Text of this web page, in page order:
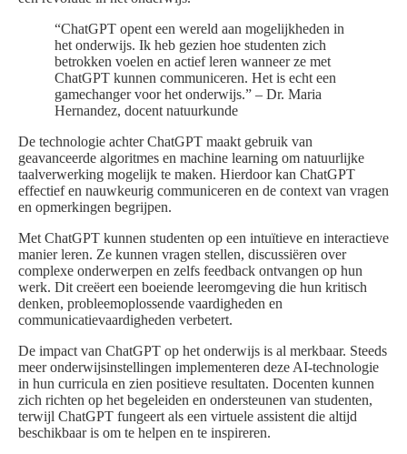
“ChatGPT opent een wereld aan mogelijkheden in
het onderwijs. Ik heb gezien hoe studenten zich
betrokken voelen en actief leren wanneer ze met
ChatGPT kunnen communiceren. Het is echt een
gamechanger voor het onderwijs.” – Dr. Maria
Hernandez, docent natuurkunde
De technologie achter ChatGPT maakt gebruik van
geavanceerde algoritmes en machine learning om natuurlijke
taalverwerking mogelijk te maken. Hierdoor kan ChatGPT
effectief en nauwkeurig communiceren en de context van vragen
en opmerkingen begrijpen.
Met ChatGPT kunnen studenten op een intuïtieve en interactieve
manier leren. Ze kunnen vragen stellen, discussiëren over
complexe onderwerpen en zelfs feedback ontvangen op hun
werk. Dit creëert een boeiende leeromgeving die hun kritisch
denken, probleemoplossende vaardigheden en
communicatievaardigheden verbetert.
De impact van ChatGPT op het onderwijs is al merkbaar. Steeds
meer onderwijsinstellingen implementeren deze AI-technologie
in hun curricula en zien positieve resultaten. Docenten kunnen
zich richten op het begeleiden en ondersteunen van studenten,
terwijl ChatGPT fungeert als een virtuele assistent die altijd
beschikbaar is om te helpen en te inspireren.